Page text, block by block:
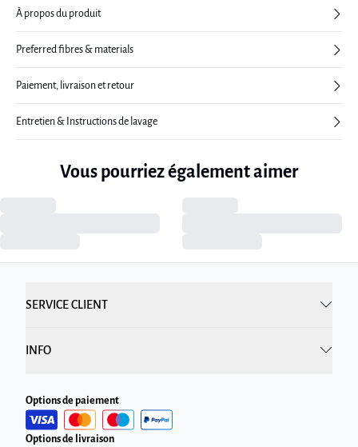
À propos du produit
Preferred fibres & materials
Paiement, livraison et retour
Entretien & Instructions de lavage
Vous pourriez également aimer
SERVICE CLIENT
INFO
Options de paiement
Options de livraison